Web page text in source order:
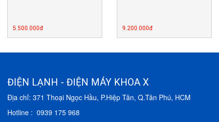
5.500.000đ 9.200.000đ
ĐIỆN LẠNH - ĐIỆN MÁY KHOA X
Địa chỉ: 371 Thoại Ngọc Hầu, P.Hiệp Tân, Q.Tân Phú, HCM
Hotline : 0939 175 968